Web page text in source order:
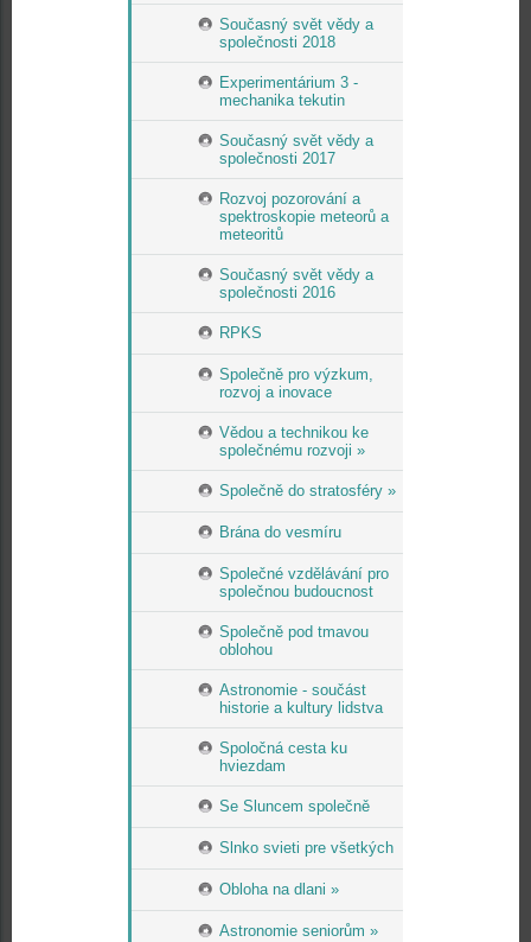
Současný svět vědy a
společnosti 2018
Experimentárium 3 -
mechanika tekutin
Současný svět vědy a
společnosti 2017
Rozvoj pozorování a
spektroskopie meteorů a
meteoritů
Současný svět vědy a
společnosti 2016
RPKS
Společně pro výzkum,
rozvoj a inovace
Vědou a technikou ke
společnému rozvoji »
Společně do stratosféry »
Brána do vesmíru
Společné vzdělávání pro
společnou budoucnost
Společně pod tmavou
oblohou
Astronomie - součást
historie a kultury lidstva
Spoločná cesta ku
hviezdam
Se Sluncem společně
Slnko svieti pre všetkých
Obloha na dlani »
Astronomie seniorům »